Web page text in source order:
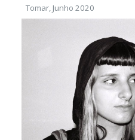
Tomar, Junho 2020